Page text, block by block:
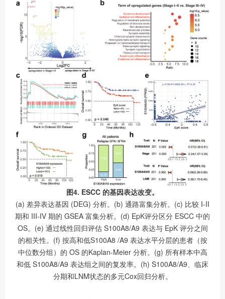
图4. ESCC 的基因表达改变。
(a) 差异表达基因 (DEG) 分析。(b) 通路富集分析。(c) 比较 I-II
期和 III-IV 期的 GSEA 富集分析。(d) EpK评分区分 ESCC 中的
OS。(e) 通过线性回归评估 S100A8/A9 表达与 EpK 评分之间
的相关性。(f) 按高和低S100A8 /A9 表达水平分层的患者（按
中位数分组）的 OS 的Kaplan-Meier 分析。(g) 所有样本中高
和低 S100A8/A9 表达组之间的复发率。(h) S100A8/A9、临床
分期和LNM状态的多元Cox回归分析。